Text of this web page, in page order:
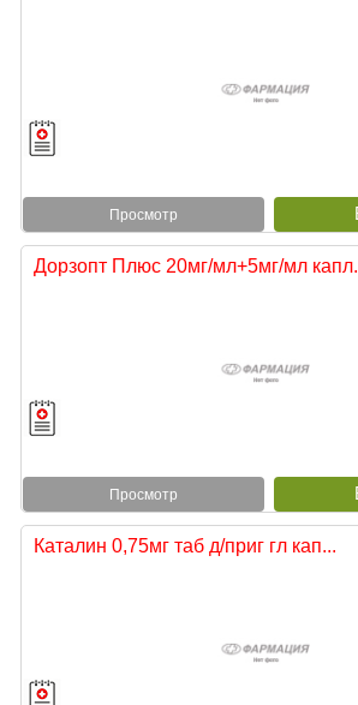
Просмотр
Дорзопт Плюс 20мг/мл+5мг/мл капл...
Просмотр
Каталин 0,75мг таб д/приг гл кап...